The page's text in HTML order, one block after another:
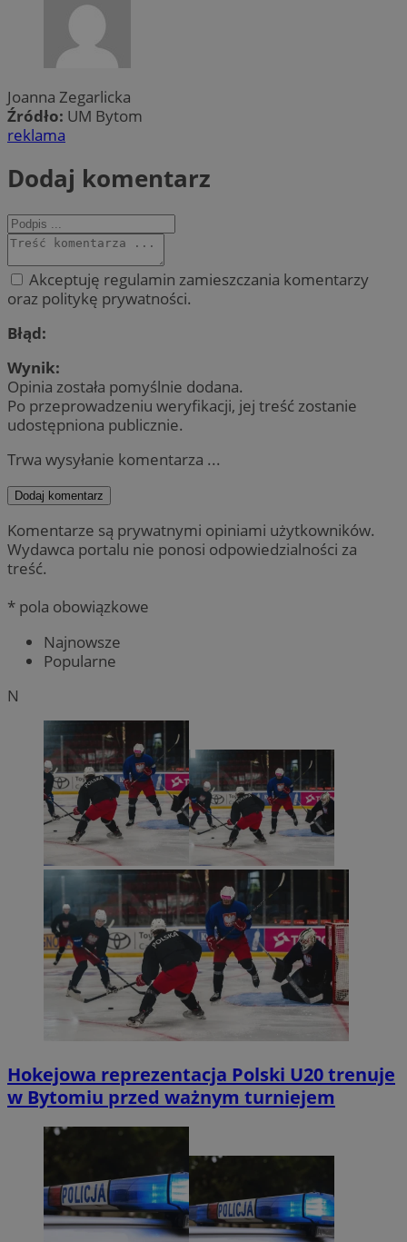
Joanna Zegarlicka
Źródło: UM Bytom
reklama
Dodaj komentarz
Akceptuję regulamin zamieszczania komentarzy
oraz politykę prywatności.
Błąd:
Wynik:
Opinia została pomyślnie dodana.
Po przeprowadzeniu weryfikacji, jej treść zostanie
udostępniona publicznie.
Trwa wysyłanie komentarza ...
Dodaj komentarz
Komentarze są prywatnymi opiniami użytkowników.
Wydawca portalu nie ponosi odpowiedzialności za
treść.
* pola obowiązkowe
Najnowsze
Popularne
N
Hokejowa reprezentacja Polski U20 trenuje
w Bytomiu przed ważnym turniejem